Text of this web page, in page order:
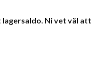
Ni vet väl att